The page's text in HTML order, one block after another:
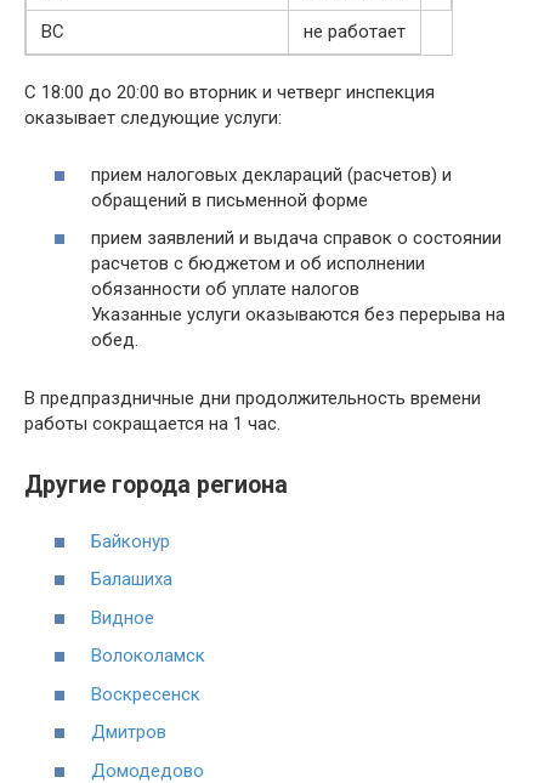
ВС
не работает
С 18:00 до 20:00 во вторник и четверг инспекция
оказывает следующие услуги:
прием налоговых деклараций (расчетов) и
обращений в письменной форме
прием заявлений и выдача справок о состоянии
расчетов с бюджетом и об исполнении
обязанности об уплате налогов
Указанные услуги оказываются без перерыва на
обед.
В предпраздничные дни продолжительность времени
работы сокращается на 1 час.
Другие города региона
Байконур
Балашиха
Видное
Волоколамск
Воскресенск
Дмитров
Домодедово